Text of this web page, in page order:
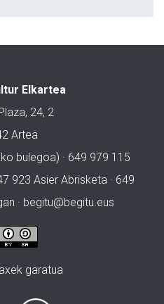
Elkartea
24, 2
Artea
bulegoa) · 649 979 115
923 Asier Abrisketa · 649
· begitu@begitu.eus
garatua